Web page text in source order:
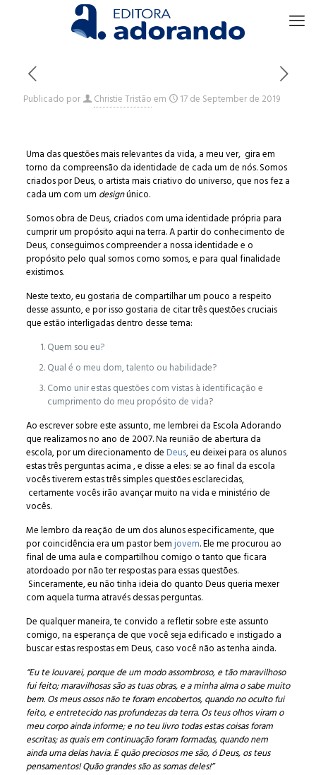
Publicado por Christie Tristãoem 17 de September de 2019
Uma das questões mais relevantes da vida, a meu ver, gira em
torno da compreensão da identidade de cada um de nós. Somos
criados por Deus, o artista mais criativo do universo, que nos fez a
cada um com um designúnico.
Somos obra de Deus, criados com uma identidade própria para
cumprir um propósito aqui na terra. A partir do conhecimento de
Deus, conseguimos compreender a nossa identidade e o
propósito pelo qual somos como somos, e para qual finalidade
existimos.
Neste texto, eu gostaria de compartilhar um pouco a respeito
desse assunto, e por isso gostaria de citar três questões cruciais
que estão interligadas dentro desse tema:
Quem sou eu?
Qual é o meu dom, talento ou habilidade?
Como unir estas questões com vistas à identificação e
cumprimento do meu propósito de vida?
Ao escrever sobre este assunto, me lembrei da Escola Adorando
que realizamos no ano de 2007. Na reunião de abertura da
escola, por um direcionamento de Deus, eu deixei para os alunos
estas três perguntas acima , e disse a eles: se ao final da escola
vocês tiverem estas três simples questões esclarecidas,
certamente vocês irão avançar muito na vida e ministério de
vocês.
Me lembro da reação de um dos alunos especificamente, que
por coincidência era um pastor bemjovem. Ele me procurou ao
final de uma aula e compartilhou comigo o tanto que ficara
atordoado por não ter respostas para essas questões.
Sinceramente, eu não tinha ideia do quanto Deus queria mexer
com aquela turma através dessas perguntas.
De qualquer maneira, te convido a refletir sobre este assunto
comigo, na esperança de que você seja edificado e instigado a
buscar estas respostas em Deus, caso você não as tenha ainda.
“Eu te louvarei, porque de um modo assombroso, e tão maravilhoso
fui feito; maravilhosas são as tuas obras, e a minha alma o sabe muito
bem.Os meus ossos não te foram encobertos, quando no oculto fui
feito, e entretecido nas profundezas da terra.Os teus olhos viram o
meu corpo ainda informe; e no teu livro todas estas coisas foram
escritas; as quais em continuação foram formadas, quando nem
ainda uma delas havia.E quão preciosos me são, ó Deus, os teus
pensamentos! Quão grandes são as somas deles!”